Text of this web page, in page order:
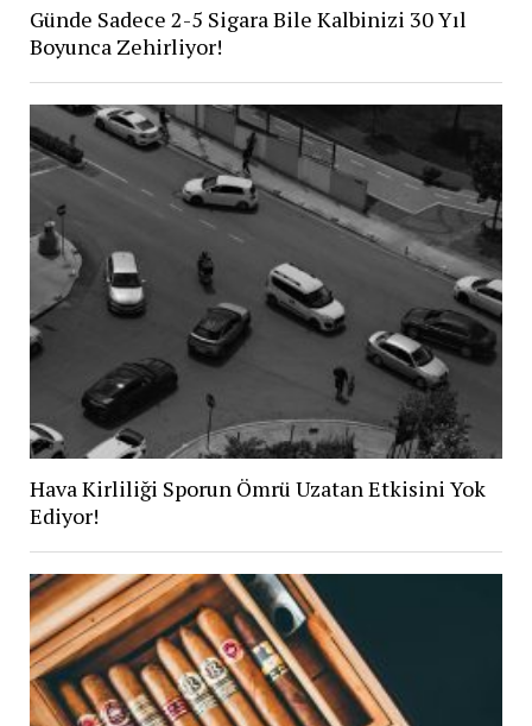
Günde Sadece 2-5 Sigara Bile Kalbinizi 30 Yıl
Boyunca Zehirliyor!
Hava Kirliliği Sporun Ömrü Uzatan Etkisini Yok
Ediyor!